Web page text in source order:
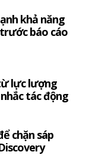
khả năng
báo cáo
lực lượng
tác động
chặn sáp